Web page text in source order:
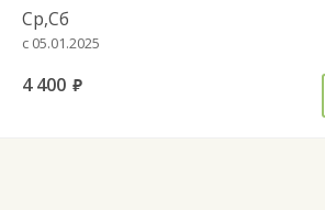
Ср,Сб
с 05.01.2025
4 400 руб.